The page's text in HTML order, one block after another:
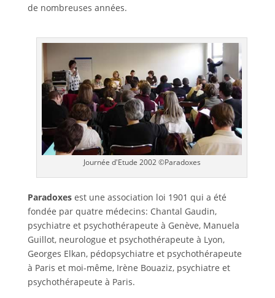
de nombreuses années.
Journée d'Etude 2002 ©Paradoxes
Paradoxes est une association loi 1901 qui a été
fondée par quatre médecins: Chantal Gaudin,
psychiatre et psychothérapeute à Genève, Manuela
Guillot, neurologue et psychothérapeute à Lyon,
Georges Elkan, pédopsychiatre et psychothérapeute
à Paris et moi-même, Irène Bouaziz, psychiatre et
psychothérapeute à Paris.